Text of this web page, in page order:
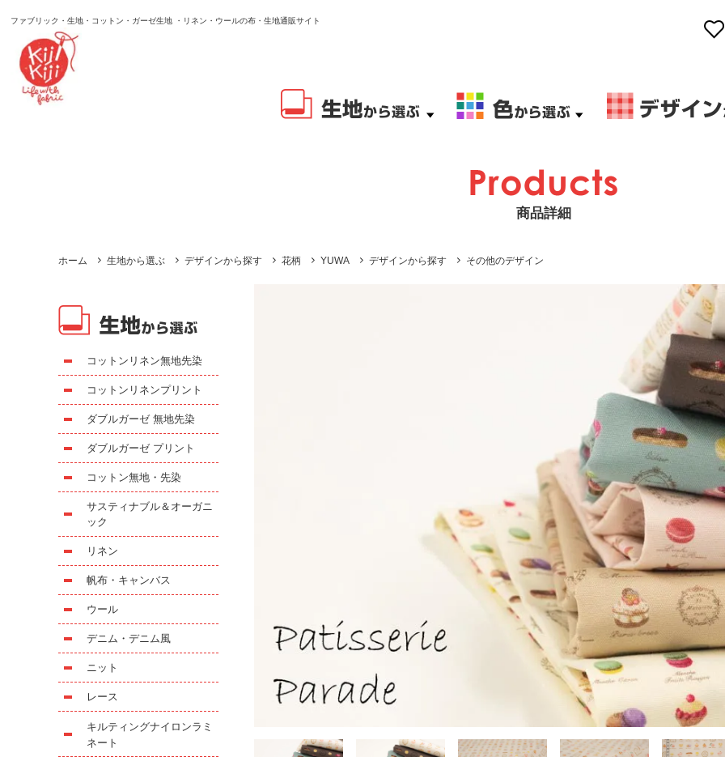
ファブリック・生地・コットン・ガーゼ生地 ・リネン・ウールの布・生地通販サイト
商品詳細
ホーム 生地から選ぶ デザインから探す 花柄 YUWA デザインから探す その他のデザイン
コットンリネン無地先染
コットンリネンプリント
ダブルガーゼ 無地先染
ダブルガーゼ プリント
コットン無地・先染
サスティナブル＆オーガニ
ック
リネン
帆布・キャンバス
ウール
デニム・デニム風
ニット
レース
キルティングナイロンラミ
ネート